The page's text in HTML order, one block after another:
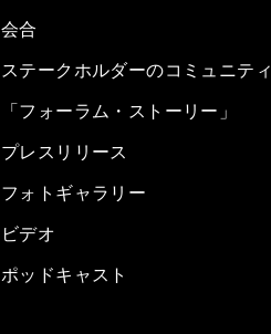
会合
ステークホルダーのコミュニティ
「フォーラム・ストーリー」
プレスリリース
フォトギャラリー
ビデオ
ポッドキャスト